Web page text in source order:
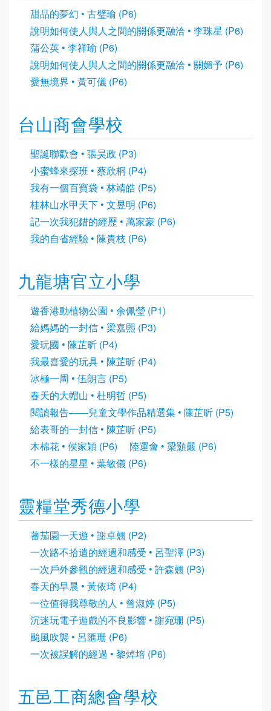
甜品的夢幻 • 古璧瑜 (P6)
說明如何使人與人之間的關係更融洽 • 李珠星 (P6)
蒲公英 • 李祥瑜 (P6)
說明如何使人與人之間的關係更融洽 • 關媚予 (P6)
愛無境界 • 黃可儀 (P6)
台山商會學校
聖誕聯歡會 • 張昊政 (P3)
小蜜蜂來探班 • 蔡欣桐 (P4)
我有一個百寶袋 • 林靖皓 (P5)
桂林山水甲天下 • 文昱明 (P6)
記一次我犯錯的經歷 • 萬家豪 (P6)
我的自省經驗 • 陳貴枝 (P6)
九龍塘官立小學
遊香港動植物公園 • 余佩瑩 (P1)
給媽媽的一封信 • 梁嘉熙 (P3)
愛玩國 • 陳芷昕 (P4)
我最喜愛的玩具 • 陳芷昕 (P4)
冰極一周 • 伍朗言 (P5)
春天的大帽山 • 杜明哲 (P5)
閱讀報告——兒童文學作品精選集 • 陳芷昕 (P5)
給表哥的一封信 • 陳芷昕 (P5)
木棉花 • 侯家穎 (P6)
陸運會 • 梁顥嚴 (P6)
不一樣的星星 • 葉敏儀 (P6)
靈糧堂秀德小學
蕃茄園一天遊 • 謝卓翹 (P2)
一次路不拾遺的經過和感受 • 呂聖澤 (P3)
一次戶外參觀的經過和感受 • 許森翹 (P3)
春天的早晨 • 黃依琦 (P4)
一位值得我尊敬的人 • 曾淑婷 (P5)
沉迷玩電子遊戲的不良影響 • 謝宛珊 (P5)
颱風吹襲 • 呂匯珊 (P6)
一次被誤解的經過 • 黎焯培 (P6)
五邑工商總會學校